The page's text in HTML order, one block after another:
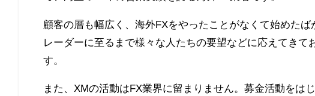
顧客の層も幅広く、海外FXをやったことがなくて始めた
レーダーに至るまで様々な人たちの要望などに応えてき
す。
また、XMの活動はFX業界に留まりません。募金活動をは